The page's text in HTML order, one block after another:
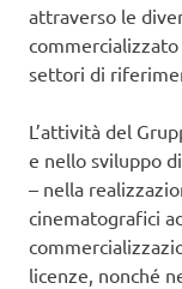
attraverso le
settori di
L’attività del
e nello sviluppo
– nella
cinematografici
licenze, nonché